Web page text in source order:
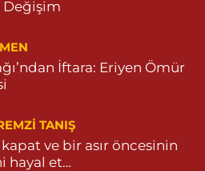
Tarifi Al
Değişim
İftara: Eriyen Ömür
TANIŞ
ve bir asır öncesinin
hayal et…